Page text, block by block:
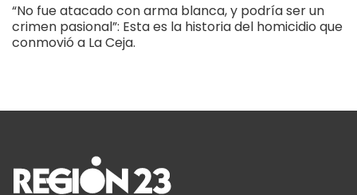
“No fue atacado con arma blanca, y podría ser un
crimen pasional”: Esta es la historia del homicidio que
conmovió a La Ceja.